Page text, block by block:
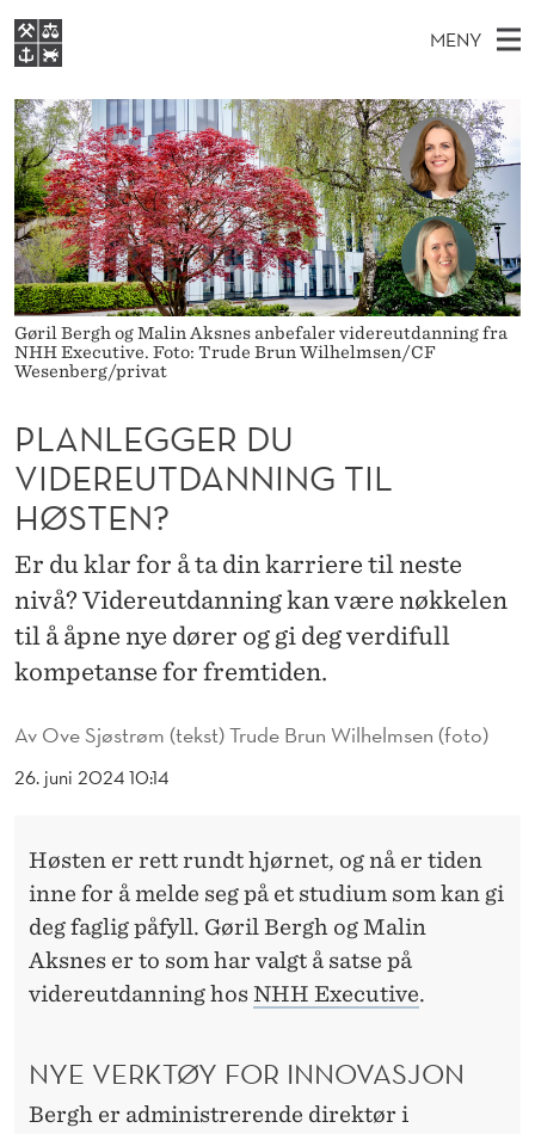
P
L
A
N
L
E
G
G
E
R
D
U
V
D
E
R
E
MENY
O
V
E
D
M
E
N
Y
FOR STUDENTER
VIDEREUTDANNING
BIBLIOTEKET
S
Ø
K
I
N
E
T
T
S
T
E
D
E
T
Forsiden
Studier
Forskning
Om NHH
Alumni
Gøril Bergh og Malin Aksnes anbefaler videreutdanning fra
NHH Executive. Foto: Trude Brun Wilhelmsen/CF
Wesenberg/privat
Av Ove Sjøstrøm (tekst) Trude Brun Wilhelmsen (foto)
26. juni 2024 10:14
PLANLEGGER DU
VIDEREUTDANNING TIL
HØSTEN?
Er du klar for å ta din karriere til neste
nivå? Videreutdanning kan være nøkkelen
til å åpne nye dører og gi deg verdifull
kompetanse for fremtiden.
Høsten er rett rundt hjørnet, og nå er tiden
inne for å melde seg på et studium som kan gi
deg faglig påfyll. Gøril Bergh og Malin
Aksnes er to som har valgt å satse på
videreutdanning hosNHH Executive.
NYE VERKTØY FOR INNOVASJON
Bergh er administrerende direktør i